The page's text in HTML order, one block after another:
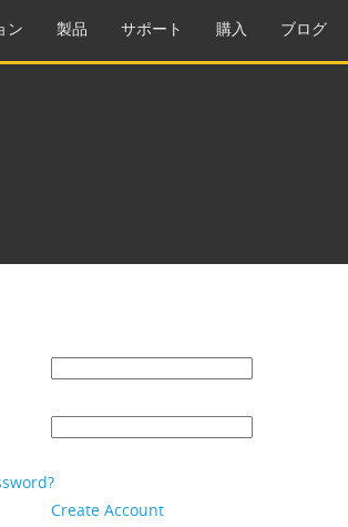
ン 製品 サポート 購入 ブログ
Create Account